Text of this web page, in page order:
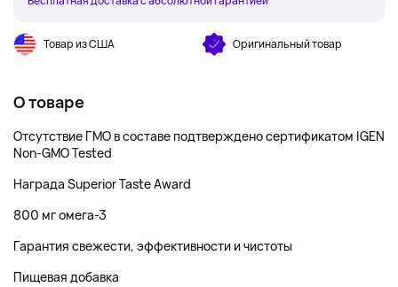
Товар из США Оригинальный товар
О товаре
Отсутствие ГМО в составе подтверждено сертификатом IGEN
Non-GMO Tested
Награда Superior Taste Award
800 мг омега-3
Гарантия свежести, эффективности и чистоты
Пищевая добавка